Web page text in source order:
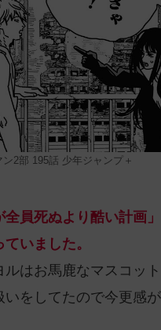
2部 195話 少年ジャンプ＋
全員死ぬより酷い計画
いました。
ルはお馬鹿なマスコッ
いをしてたので今更感